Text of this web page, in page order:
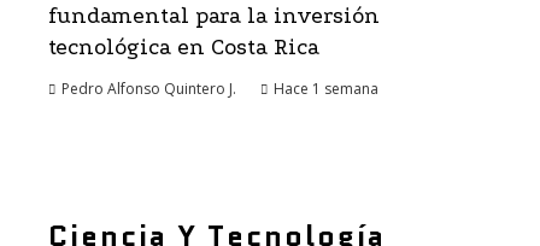
fundamental para la inversión
tecnológica en Costa Rica
Pedro Alfonso Quintero J. Hace 1 semana
Ciencia Y Tecnología